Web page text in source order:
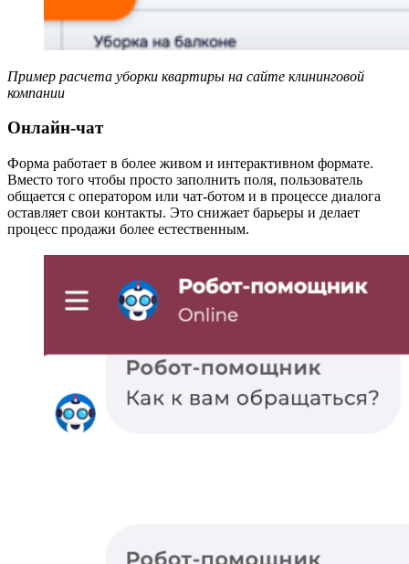
Пример расчета уборки квартиры на сайте клининговой
компании
Онлайн-чат
Форма работает в более живом и интерактивном формате.
Вместо того чтобы просто заполнить поля, пользователь
общается с оператором или чат-ботом и в процессе диалога
оставляет свои контакты. Это снижает барьеры и делает
процесс продажи более естественным.